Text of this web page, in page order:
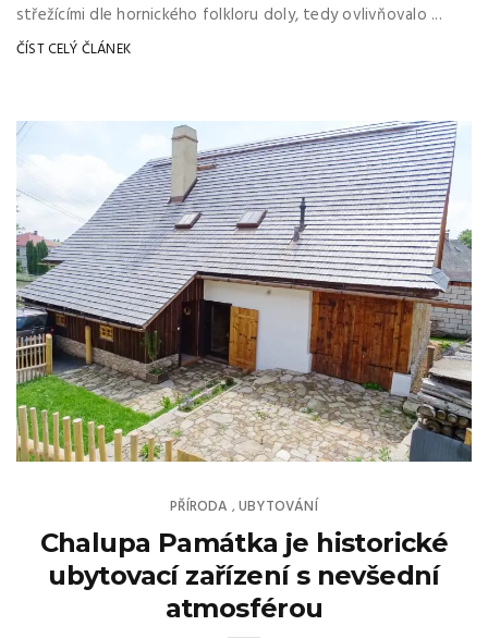
střežícími dle hornického folkloru doly, tedy ovlivňovalo ...
ČÍST CELÝ ČLÁNEK
PŘÍRODA ,UBYTOVÁNÍ
Chalupa Památka je historické
ubytovací zařízení s nevšední
atmosférou